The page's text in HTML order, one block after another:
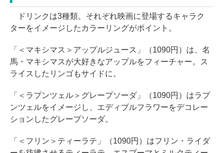
ドリンクは3種類。それぞれ映画に登場するキャラク
ターをイメージしたカラーリングがポイント。
「＜マキシマス＞アップルジュース」（1090円）は、名
馬・マキシマスが大好きなアップルをフィーチャー。ス
ライスしたリンゴもサイドに。
「＜ラプンツェル＞グレープソーダ」（1090円）はラプ
ンツェルをイメージし、エディブルフラワーをデコレー
ションしたグレープソーダ。
「＜フリン＞ティーラテ」（1090円）はフリン・ライダ